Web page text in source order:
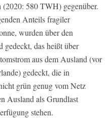
580 TWH) gegenüber.
Anteils fragiler
wurden über den
gedeckt, das heißt über
aus dem Ausland (vor
gedeckt, die in
grün genug vom Netz
Ausland als Grundlast
stehen.